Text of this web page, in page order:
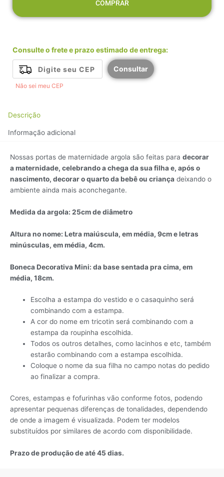
COMPRAR
Consulte o frete e prazo estimado de entrega:
Consultar
Não sei meu CEP
Descrição
Informação adicional
Nossas portas de maternidade argola são feitas para decorar
a maternidade, celebrando a chega da sua filha e, após o
nascimento, decorar o quarto da bebê ou criança deixando o
ambiente ainda mais aconchegante.
Medida da argola: 25cm de diâmetro
Altura no nome: Letra maiúscula, em média, 9cm e letras
minúsculas, em média, 4cm.
Boneca Decorativa Mini: da base sentada pra cima, em
média, 18cm.
Escolha a estampa do vestido e o casaquinho será
combinando com a estampa.
A cor do nome em tricotin será combinando com a
estampa da roupinha escolhida.
Todos os outros detalhes, como lacinhos e etc, também
estarão combinando com a estampa escolhida.
Coloque o nome da sua filha no campo notas do pedido
ao finalizar a compra.
Cores, estampas e fofurinhas vão conforme fotos, podendo
apresentar pequenas diferenças de tonalidades, dependendo
de onde a imagem é visualizada. Podem ter modelos
substituídos por similares de acordo com disponibilidade.
Prazo de produção de até 45 dias.